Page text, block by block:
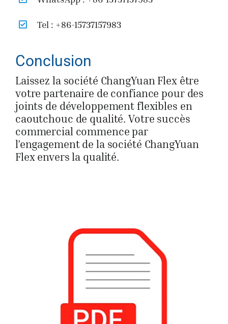
Tel : +86-15737157983
Conclusion
Laissez la société ChangYuan Flex être
votre partenaire de confiance pour des
joints de développement flexibles en
caoutchouc de qualité. Votre succès
commercial commence par
l’engagement de la société ChangYuan
Flex envers la qualité.